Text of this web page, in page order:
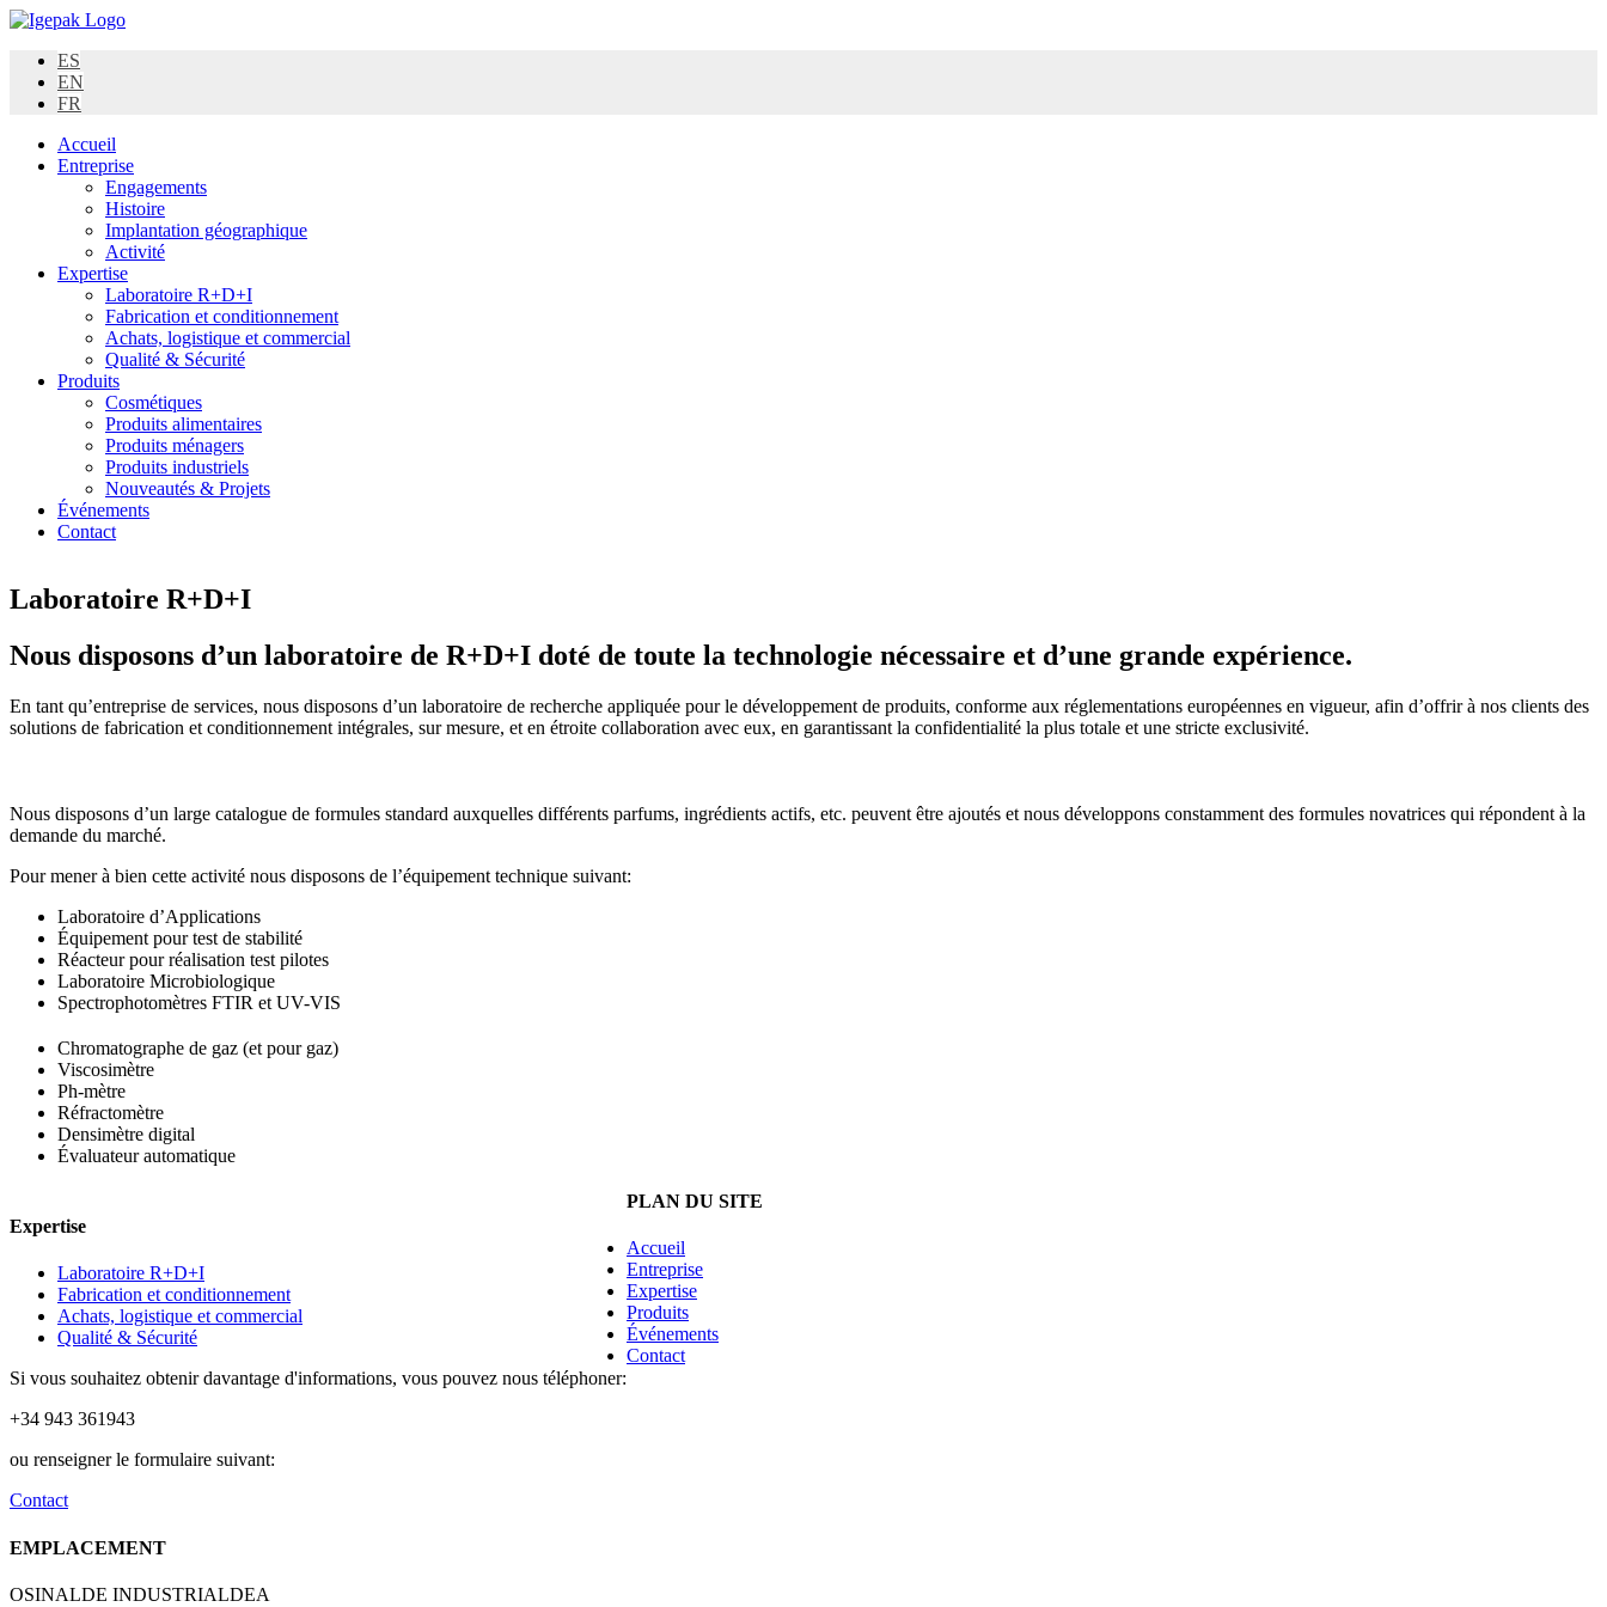
Skip
contentES
EN
FR
Accueil
Entreprise
Engagements
Histoire
Implantation géographique
Activité
Expertise
Laboratoire R+D+I
Fabrication et conditionnement
Achats, logistique et commercial
Qualité & Sécurité
Produits
Cosmétiques
Produits alimentaires
Produits ménagers
Produits industriels
Nouveautés & Projets
Événements
Contact
Laboratoire R+D+I
Nous disposons d’un laboratoire de R+D+I doté de toute la technologie nécessaire et d’une grande expérience.
En tant qu’entreprise de services, nous disposons d’un laboratoire de recherche appliquée pour le développement de produits, conforme aux réglementations européennes en vigueur, afin d’offrir à nos clients des
solutions de fabrication et conditionnement intégrales, sur mesure, et en étroite collaboration avec eux, en garantissant la confidentialité la plus totale et une stricte exclusivité.
Nous disposons d’un large catalogue de formules standard auxquelles différents parfums, ingrédients actifs, etc. peuvent être ajoutés et nous développons constamment des formules novatrices qui répondent à la
demande du marché.
Pour mener à bien cette activité nous disposons de l’équipement technique suivant:
Laboratoire d’Applications
Équipement pour test de stabilité
Réacteur pour réalisation test pilotes
Laboratoire Microbiologique
Spectrophotomètres FTIR et UV-VIS
Chromatographe de gaz (et pour gaz)
Viscosimètre
Ph-mètre
Réfractomètre
Densimètre digital
Évaluateur automatique
Expertise
Laboratoire R+D+I
Fabrication et conditionnement
Achats, logistique et commercial
Qualité & Sécurité
Si vous souhaitez obtenir davantage d'informations, vous pouvez nous téléphoner:
+34 943 361943
ou renseigner le formulaire suivant:
Contact
PLAN DU SITE
Accueil
Entreprise
Expertise
Produits
Événements
Contact
EMPLACEMENT
OSINALDE INDUSTRIALDEA